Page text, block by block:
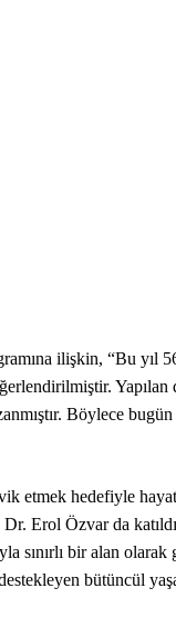
ilişkin, “Bu yıl
Yapılan
Böylece
etmek hedefiyle
Erol Özvar da
sınırlı bir alan
bütüncül